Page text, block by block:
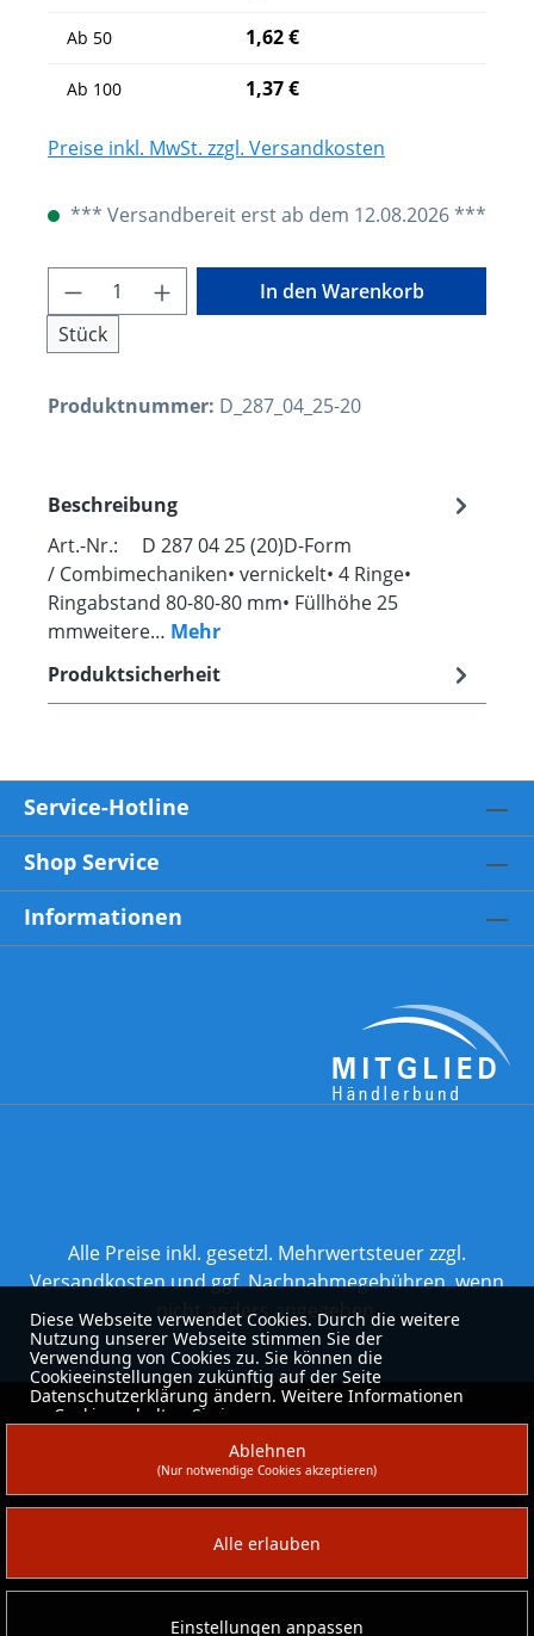
Ab 50 1,62 €
Ab 100 1,37 €
Preise inkl. MwSt. zzgl. Versandkosten
*** Versandbereit erst ab dem 12.08.2026 ***
Produkt Anzahl: Gib den
Stück
In den Warenkorb
Produktnummer: D_287_04_25-20
Beschreibung
Art.-Nr.: D 287 04 25 (20)D-Form
/ Combimechaniken• vernickelt• 4 Ringe•
Ringabstand 80-80-80 mm• Füllhöhe 25
mmweitere… Mehr
Produktsicherheit
Service-Hotline
Shop Service
Informationen
Alle Preise inkl. gesetzl. Mehrwertsteuer zzgl.
Versandkostenund ggf. Nachnahmegebühren, wenn
nicht anders angegeben.
Diese Webseite verwendet Cookies. Durch die weitere
Nutzung unserer Webseite stimmen Sie der
Verwendung von Cookies zu. Sie können die
Cookieeinstellungen zukünftig auf der Seite
Datenschutzerklärung ändern. Weitere Informationen
zu Cookies erhalten Sie in unserer
Ablehnen
(Nur notwendige Cookies akzeptieren)
Alle erlauben
Einstellungen anpassen